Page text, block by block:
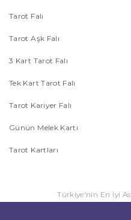
Tarot Falı
Tarot Aşk Falı
3 Kart Tarot Falı
Tek Kart Tarot Falı
Tarot Kariyer Falı
Günün Melek Kartı
Tarot Kartları
Türkiye'nin En İyi